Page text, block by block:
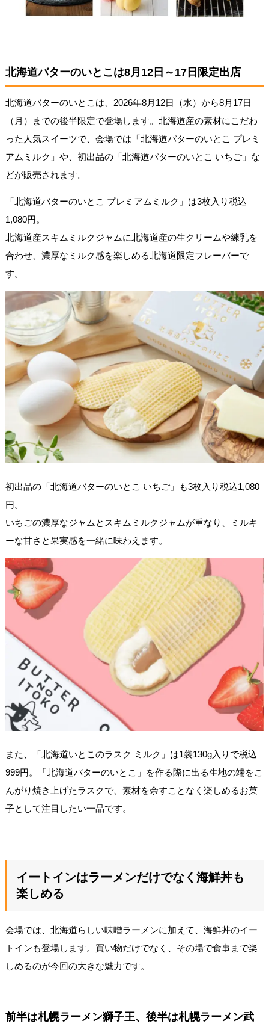
北海道バターのいとこは8月12日～17日限定出店
北海道バターのいとこは、2026年8月12日（水）から8月17日
（月）までの後半限定で登場します。北海道産の素材にこだわ
った人気スイーツで、会場では「北海道バターのいとこ プレミ
アムミルク」や、初出品の「北海道バターのいとこ いちご」な
どが販売されます。
「北海道バターのいとこ プレミアムミルク」は3枚入り税込
1,080円。
北海道産スキムミルクジャムに北海道産の生クリームや練乳を
合わせ、濃厚なミルク感を楽しめる北海道限定フレーバーで
す。
初出品の「北海道バターのいとこ いちご」も3枚入り税込1,080
円。
いちごの濃厚なジャムとスキムミルクジャムが重なり、ミルキ
ーな甘さと果実感を一緒に味わえます。
また、「北海道いとこのラスク ミルク」は1袋130g入りで税込
999円。「北海道バターのいとこ」を作る際に出る生地の端をこ
んがり焼き上げたラスクで、素材を余すことなく楽しめるお菓
子として注目したい一品です。
イートインはラーメンだけでなく海鮮丼も
楽しめる
会場では、北海道らしい味噌ラーメンに加えて、海鮮丼のイー
トインも登場します。買い物だけでなく、その場で食事まで楽
しめるのが今回の大きな魅力です。
前半は札幌ラーメン獅子王、後半は札幌ラーメン武